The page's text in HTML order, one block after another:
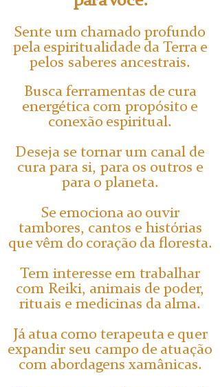
Sente um chamado profundo
pela espiritualidade da Terra e
pelos saberes ancestrais.
Busca ferramentas de cura
energética com propósito e
conexão espiritual.
Deseja se tornar um canal de
cura para si, para os outros e
para o planeta.
Se emociona ao ouvir
tambores, cantos e histórias
que vêm do coração da floresta.
Tem interesse em trabalhar
com Reiki, animais de poder,
rituais e medicinas da alma.
Já atua como terapeuta e quer
expandir seu campo de atuação
com abordagens xamânicas.